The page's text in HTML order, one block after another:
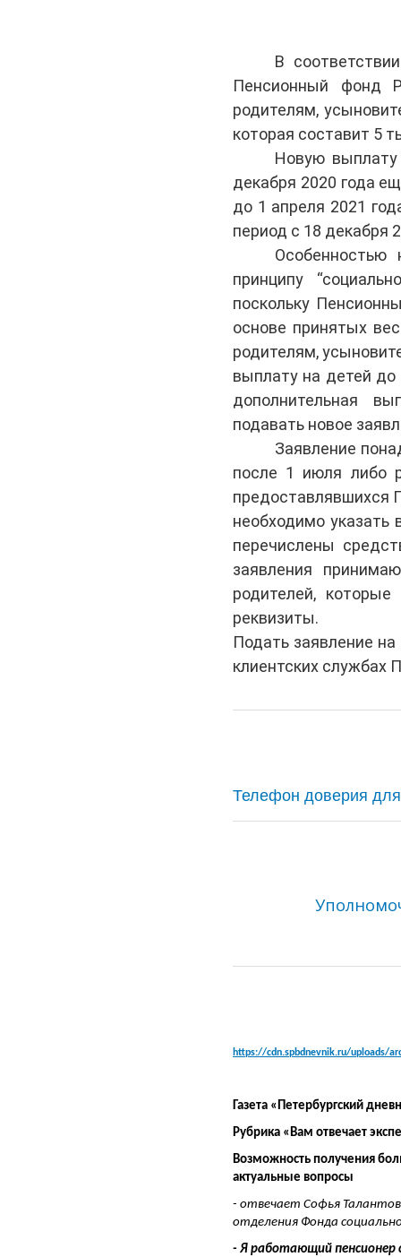
В
Пенсионный фонд
родителям,
которая составит 5
Новую
декабря 2020 года
до 1 апреля 2021
период с 18 декабря
принципу
поскольку
основе принятых
родителям,
выплату на детей
дополнительная
подавать новое
Заявление
после 1 июля либо
предоставлявшихся
необходимо указать
перечислены
заявления
родителей,
реквизиты.
Подать заявление
клиентских службах
Телефон доверия
https://cdn.spbdnevnik.ru/uploads/
Газета «Петербургский
Рубрика «Вам отвечает
Возможность получения
актуальные вопросы
- отвечает Софья
отделения Фонда
- Я работающий пенсионер